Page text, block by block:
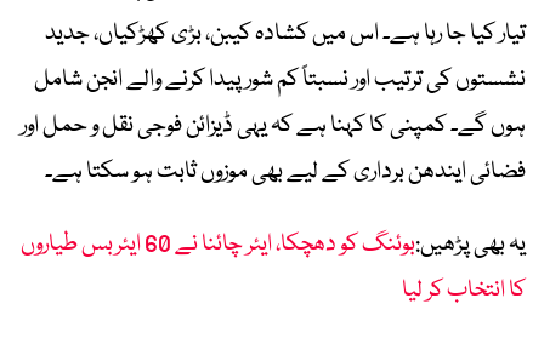
تیار کیا جا رہا ہے۔ اس میں کشادہ کیبن، بڑی کھڑکیاں، جدید
نشستوں کی ترتیب اور نسبتاً کم شور پیدا کرنے والے انجن شامل
ہوں گے۔ کمپنی کا کہنا ہے کہ یہی ڈیزائن فوجی نقل و حمل اور
فضائی ایندھن برداری کے لیے بھی موزوں ثابت ہو سکتا ہے۔
یہ بھی پڑھیں:
بوئنگ کو دھچکا، ایئر چائنا نے 60 ایئربس طیاروں
کا انتخاب کر لیا